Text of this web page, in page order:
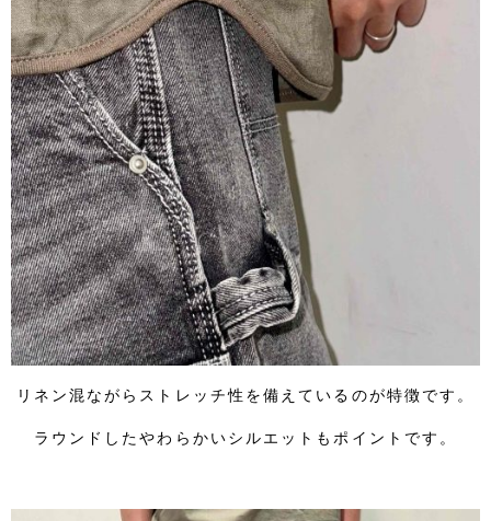
リネン混ながらストレッチ性を備えているのが特徴です。
ラウンドしたやわらかいシルエットもポイントです。